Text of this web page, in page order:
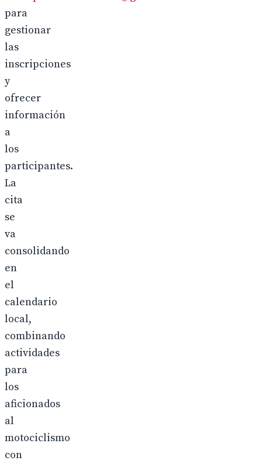
para
gestionar
las
inscripciones
y
ofrecer
información
a
los
participantes.
La
cita
se
va
consolidando
en
el
calendario
local,
combinando
actividades
para
los
aficionados
al
motociclismo
con